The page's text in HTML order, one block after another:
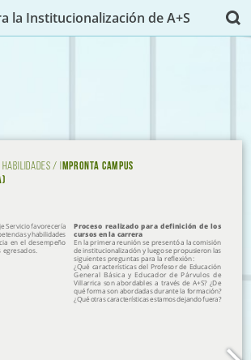
la Institucionalización de A+S